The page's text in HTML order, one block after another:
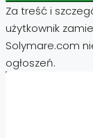
Za treść i
użytkownik
Solymare.com
ogłoszeń.